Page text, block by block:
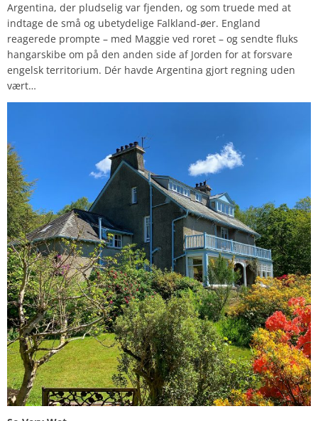
Argentina, der pludselig var fjenden, og som truede med at
indtage de små og ubetydelige Falkland-øer. England
reagerede prompte – med Maggie ved roret – og sendte fluks
hangarskibe om på den anden side af Jorden for at forsvare
engelsk territorium. Dér havde Argentina gjort regning uden
vært…